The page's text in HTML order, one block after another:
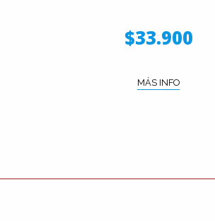
$33.900
MÁS INFO